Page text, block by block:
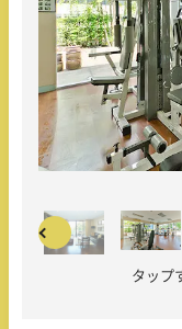
タップ